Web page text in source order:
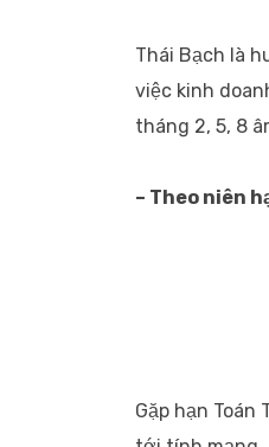
Thái Bạch là
việc kinh
tháng 2, 5, 8
– Theo niên
Gặp hạn